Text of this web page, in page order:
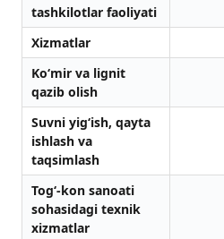
tashkilotlar faoliyati
Xizmatlar
Ko‘mir va lignit
qazib olish
Suvni yig‘ish, qayta
ishlash va
taqsimlash
Tog‘-kon sanoati
sohasidagi texnik
xizmatlar